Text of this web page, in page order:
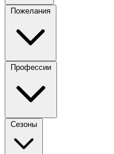
Пожелания
Профессии
Сезоны